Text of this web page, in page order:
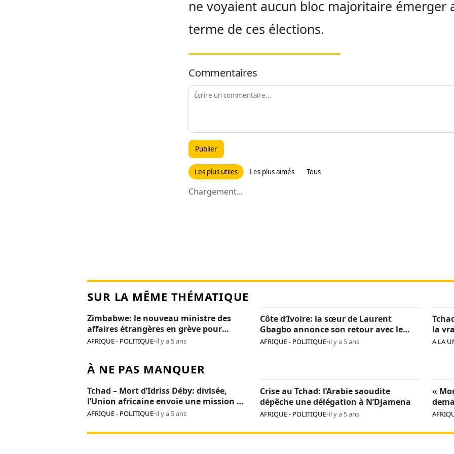
ne voyaient aucun bloc majoritaire émerger
terme de ces élections.
Commentaires
Publier
Les plus utiles Les plus aimés Tous
Chargement...
SUR LA MÊME THÉMATIQUE
Zimbabwe: le nouveau ministre des
affaires étrangères en grève pour
salaire impayé
AFRIQUE - POLITIQUE•il y a 5 ans
Côte d’Ivoire: la sœur de Laurent
Gbagbo annonce son retour avec le
«cœur léger»
AFRIQUE - POLITIQUE•il y a 5 ans
la
Itno
A LA
À NE PAS MANQUER
Tchad – Mort d’Idriss Déby: divisée,
l’Union africaine envoie une mission de
« sauvetage » à N’Djamena
AFRIQUE - POLITIQUE•il y a 5 ans
Crise au Tchad: l’Arabie saoudite
dépêche une délégation à N’Djamena
AFRIQUE - POLITIQUE•il y a 5 ans
«